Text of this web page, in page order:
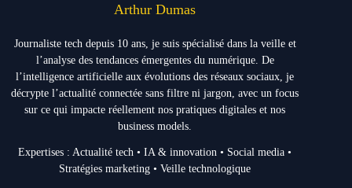
Arthur Dumas
Journaliste tech depuis 10 ans, je suis spécialisé dans la veille et
l’analyse des tendances émergentes du numérique. De
l’intelligence artificielle aux évolutions des réseaux sociaux, je
décrypte l’actualité connectée sans filtre ni jargon, avec un focus
sur ce qui impacte réellement nos pratiques digitales et nos
business models.
Expertises : Actualité tech • IA & innovation • Social media •
Stratégies marketing • Veille technologique